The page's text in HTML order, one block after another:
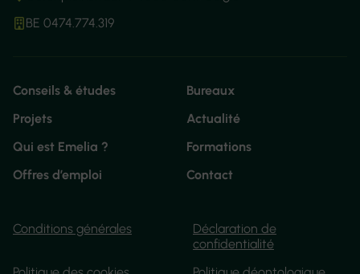
BE 0474.774.319
Conseils & études
Bureaux
Projets
Actualité
Qui est Emelia ?
Formations
Offres d’emploi
Contact
Conditions générales
Déclaration de
confidentialité